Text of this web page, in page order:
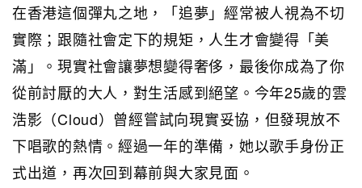
在香港這個彈丸之地，「追夢」經常被人視為不切
實際；跟隨社會定下的規矩，人生才會變得「美
滿」。現實社會讓夢想變得奢侈，最後你成為了你
從前討厭的大人，對生活感到絕望。今年25歲的雲
浩影（Cloud）曾經嘗試向現實妥協，但發現放不
下唱歌的熱情。經過一年的準備，她以歌手身份正
式出道，再次回到幕前與大家見面。